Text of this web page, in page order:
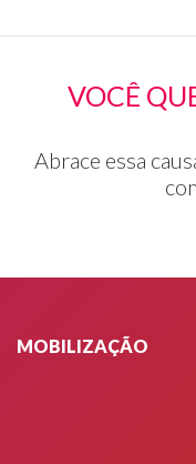
VOCÊ
Abrace essa
MOBILIZAÇÃO